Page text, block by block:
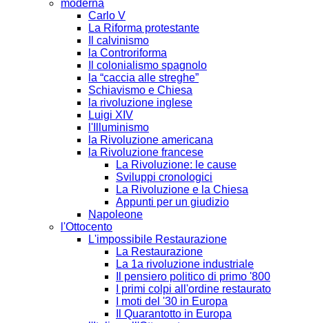
moderna
Carlo V
La Riforma protestante
Il calvinismo
la Controriforma
Il colonialismo spagnolo
la “caccia alle streghe”
Schiavismo e Chiesa
la rivoluzione inglese
Luigi XIV
l'Illuminismo
la Rivoluzione americana
la Rivoluzione francese
La Rivoluzione: le cause
Sviluppi cronologici
La Rivoluzione e la Chiesa
Appunti per un giudizio
Napoleone
l'Ottocento
L'impossibile Restaurazione
La Restaurazione
La 1a rivoluzione industriale
Il pensiero politico di primo '800
I primi colpi all'ordine restaurato
I moti del '30 in Europa
Il Quarantotto in Europa